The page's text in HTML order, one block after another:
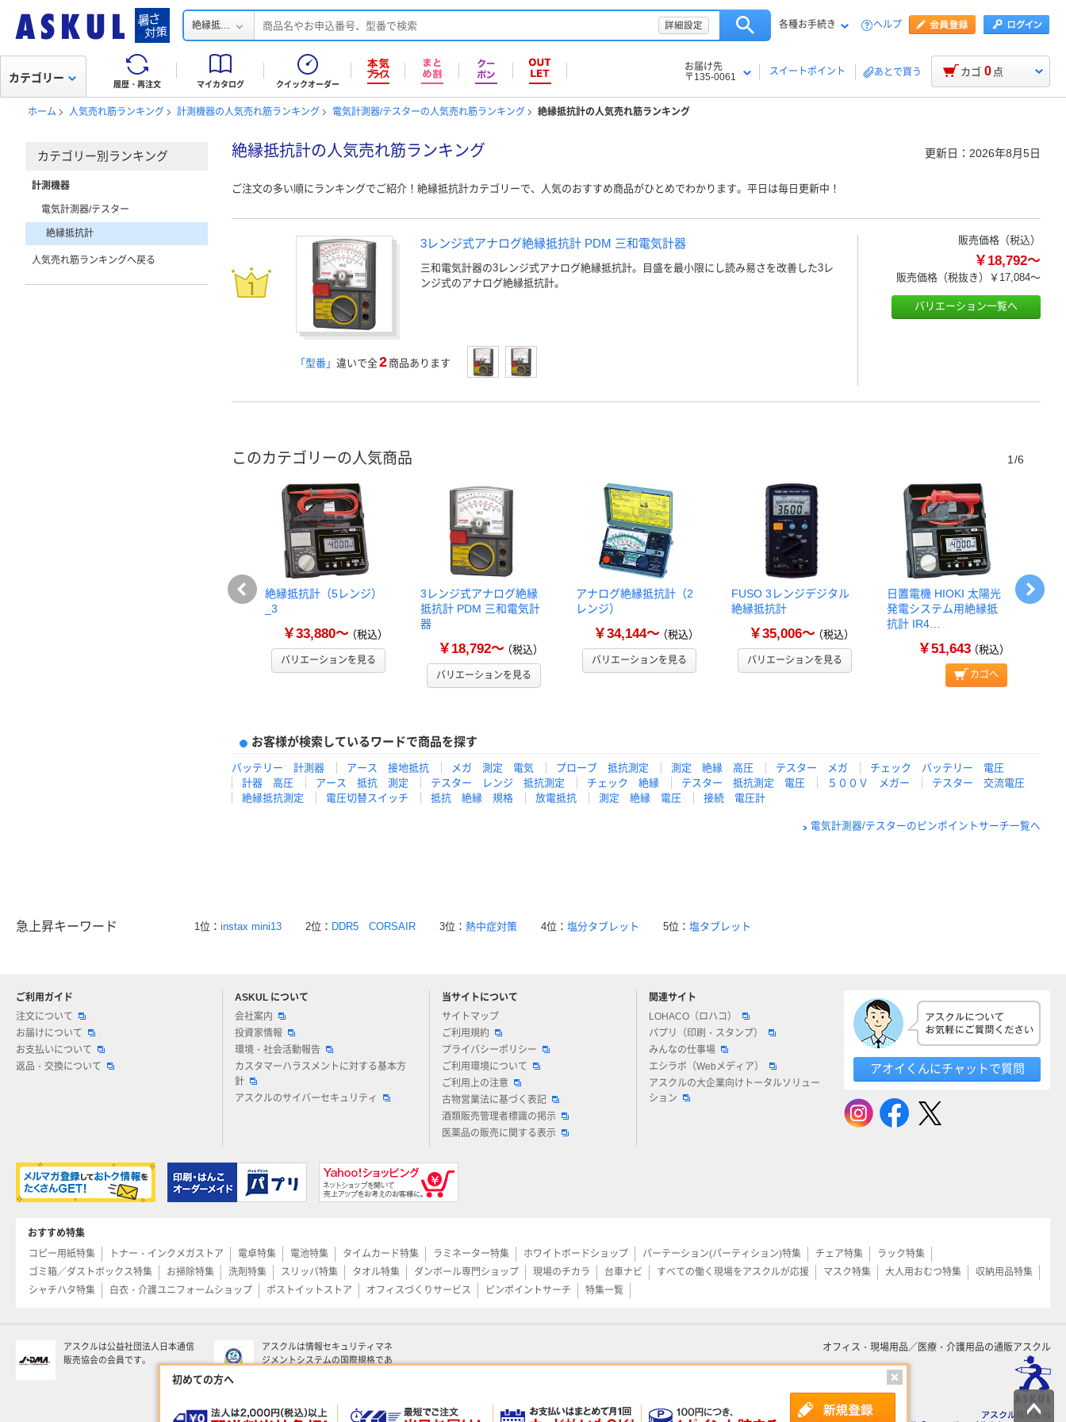
絶縁抵... 詳細設定 各種お手続き ヘルプ
履歴・再注文 マイカタログ クイックオーダー
お届け先
〒135-0061
スイートポイント あとで買う
カテゴリー カゴ 0 点
ホーム 人気売れ筋ランキング 計測機器の人気売れ筋ランキング 電気計測器/テスターの人気売れ筋ランキング 絶縁抵抗計の人気売れ筋ランキング
絶縁抵抗計の人気売れ筋ランキング 更新日： 2026年8月5日
ご注文の多い順にランキングでご紹介！絶縁抵抗計カテゴリーで、人気のおすすめ商品がひとめでわかります。平日は毎日更新中！
3レンジ式アナログ絶縁抵抗計 PDM 三和電気計器
三和電気計器の3レンジ式アナログ絶縁抵抗計。目盛を最小限にし読み易さを改善した3レ
ンジ式のアナログ絶縁抵抗計。
「型番」 違いで全2 商品あります
販売価格（税込）
￥18,792～
販売価格（税抜き） ￥17,084～
バリエーション一覧へ
このカテゴリーの人気商品
絶縁抵抗計（5レンジ）
_3
￥33,880～（税込）
バリエーションを見る
3レンジ式アナログ絶縁
抵抗計 PDM 三和電気計
器
￥18,792～（税込）
バリエーションを見る
アナログ絶縁抵抗計（2
レンジ）
￥34,144～（税込）
バリエーションを見る
FUSO 3レンジデジタル
絶縁抵抗計
￥35,006～（税込）
バリエーションを見る
日置電機 HIOKI 太陽光
発電システム用絶縁抵
抗計 IR4…
￥51,643（税込）
カゴへ
日
1/6
お客様が検索しているワードで商品を探す
バッテリー 計測器 アース 接地抵抗 メガ 測定 電気 プローブ 抵抗測定 測定 絶縁 高圧 テスター メガ
チェック バッテリー 電圧
計器 高圧
アース 抵抗 測定 テスター レンジ 抵抗測定 チェック 絶縁 テスター 抵抗測定 電圧 ５００Ｖ メガー
テスター 交流電圧
絶縁抵抗測定
電圧切替スイッチ 抵抗 絶縁 規格 放電抵抗 測定 絶縁 電圧 接続 電圧計
電気計測器/テスターのピンポイントサーチ一覧へ
カテゴリー別ランキング
計測機器
電気計測器/テスター
絶縁抵抗計
人気売れ筋ランキングへ戻る
急上昇キーワード 1位： instax mini13 2位： DDR5 CORSAIR 3位： 熱中症対策 4位： 塩分タブレット 5位： 塩タブレット
ご利用ガイド
注文について
お届けについて
お支払いについて
返品・交換について
ASKUL について
会社案内
投資家情報
環境・社会活動報告
カスタマーハラスメントに対する基本方
針
アスクルのサイバーセキュリティ
当サイトについて
サイトマップ
ご利用規約
プライバシーポリシー
ご利用環境について
ご利用上の注意
古物営業法に基づく表記
酒類販売管理者標識の掲示
医薬品の販売に関する表示
関連サイト
LOHACO（ロハコ）
パプリ（印刷・スタンプ）
みんなの仕事場
エシラボ（Webメディア）
アスクルの大企業向けトータルソリュー
ション
アスクルについてお気軽にご質問ください
アオイくんにチャットで質問
おすすめ特集
コピー用紙特集
トナー・インクメガストア 電卓特集 電池特集 タイムカード特集 ラミネーター特集 ホワイトボードショップ パーテーション(パーティション)特集 チェア特集
ラック特集
ゴミ箱／ダストボックス特集
お掃除特集 洗剤特集 スリッパ特集 タオル特集 ダンボール専門ショップ 現場のチカラ 台車ナビ すべての働く現場をアスクルが応援 マスク特集 大人用おむつ特集
収納用品特集
シャチハタ特集
白衣・介護ユニフォームショップ ポストイットストア オフィスづくりサービス ピンポイントサーチ 特集一覧
アスクルは公益社団法人日本通信
販売協会の会員です。
アスクルは情報セキュリティマネ
ジメントシステムの国際規格であ
オフィス・現場用品／医療・介護用品の通販アスクル
初めての方へ